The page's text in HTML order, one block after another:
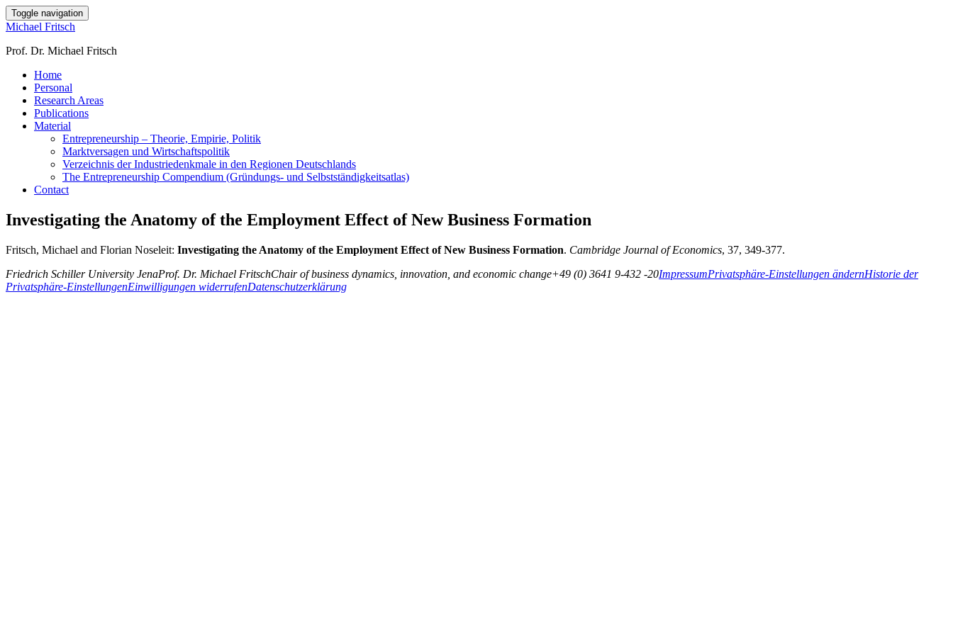
Toggle navigation
Michael Fritsch
Prof. Dr. Michael Fritsch
Home
Personal
Research Areas
Publications
Material
Entrepreneurship – Theorie, Empirie, Politik
Marktversagen und Wirtschaftspolitik
Verzeichnis der Industriedenkmale in den Regionen Deutschlands
The Entrepreneurship Compendium (Gründungs- und Selbstständigkeitsatlas)
Contact
Investigating the Anatomy of the Employment Effect of New Business Formation
Fritsch, Michael and Florian Noseleit: Investigating the Anatomy of the Employment Effect of New Business Formation. Cambridge Journal of Economics, 37, 349-377.
Friedrich Schiller University JenaProf. Dr. Michael FritschChair of business dynamics, innovation, and economic change+49 (0) 3641 9-432 -20ImpressumPrivatsphäre-Einstellungen ändernHistorie der
Privatsphäre-EinstellungenEinwilligungen widerrufenDatenschutzerklärung